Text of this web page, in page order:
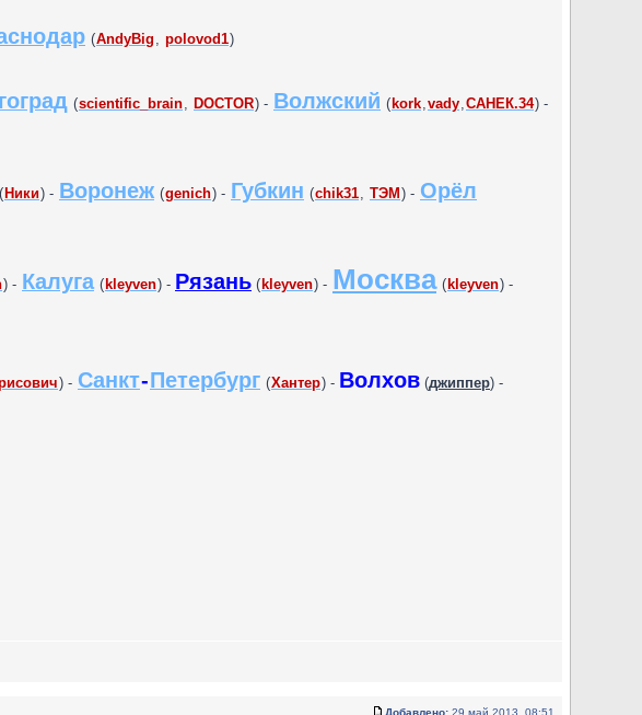
(AndyBig , polovod1)
(scientific_brain, DOCTOR) - Волжский ( kork,vady,САНЕК.34) -
( Ники) - Воронеж (genich) - Губкин (chik31, ТЭМ ) - Орёл
) - Калуга ( kleyven) - Рязань ( kleyven) - Москва ( kleyven) -
) - Санкт-Петербург (Хантер) - Волхов (джиппер) -
Добавлено: 29 май 2013, 08:51